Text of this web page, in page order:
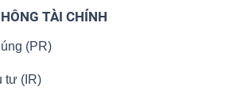
TÀI CHÍNH
(PR)
tư (IR)